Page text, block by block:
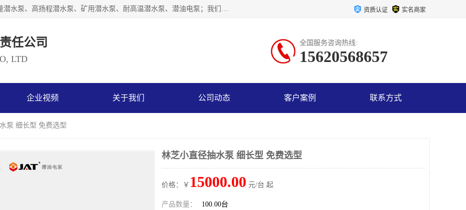
天津奥特泵业有限公司主要从事：不锈钢潜水泵、大流量潜水泵、高扬程潜水泵、矿用潜水泵、耐高温潜水泵、潜油电泵；我们以开发研制生产各种用途的水泵为主，历经十多年艰苦创业，已成为总资产达伍仟多万元，占地面积1万多平方米，年生产能力几百万（台）套，形成集设计研发、制造安装、技术服务于一体的现代规模型企业。 资质认证 实名商家
任公司
LTD
全国服务咨询热线:
15620568657
企业视频 关于我们 公司动态 客户案例 联系方式
泵 细长型 免费选型
林芝小直径抽水泵 细长型 免费选型
价格：￥ 15000.00 元/台 起
产品数量： 100.00台